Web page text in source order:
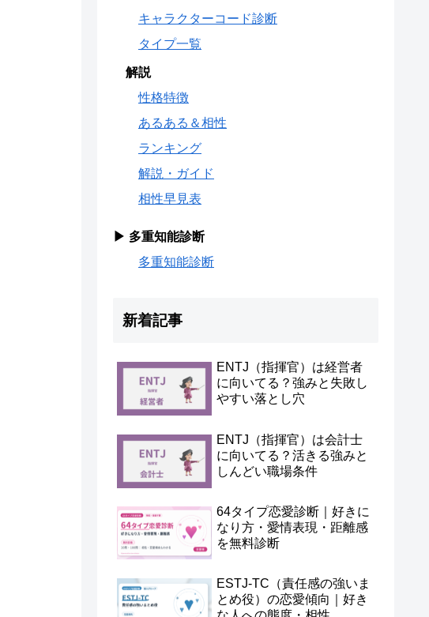
キャラクターコード診断
タイプ一覧
解説
性格特徴
あるある＆相性
ランキング
解説・ガイド
相性早見表
▶ 多重知能診断
多重知能診断
新着記事
ENTJ（指揮官）は経営者
に向いてる？強みと失敗し
やすい落とし穴
ENTJ（指揮官）は会計士
に向いてる？活きる強みと
しんどい職場条件
64タイプ恋愛診断｜好きに
なり方・愛情表現・距離感
を無料診断
ESTJ-TC（責任感の強いま
とめ役）の恋愛傾向｜好き